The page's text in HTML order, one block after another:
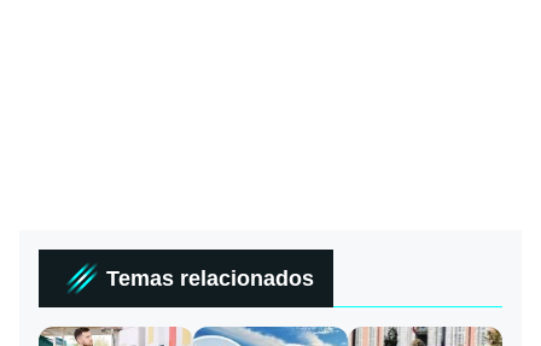
Temas relacionados